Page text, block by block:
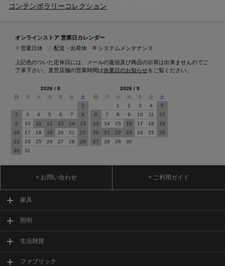
コンテンポラリーコレクション
オンラインストア 営業日カレンダー
営業日休 配送・出荷休 ■ システムメンテナンス
上記色のついた定休日には、メールの返信及び商品の出荷は出来ませんのでご
了承下さい。直営店舗の営業時間は休業日のお知らせをご覧ください。
2026 / 8
日
月 火 水 木 金
土
1
2
3 4 5 6 7
8
9
10 11 12 13 14
15
16
17 18 19 20 21
22
23
24 25 26 27 28
29
30
31
2026 / 9
日
月 火 水 木 金
土
1
2 3 4
5
6
7 8 9 10 11
12
13
14 15 16 17 18
19
20
21 22 23 24 25
26
27
28 29 30
> お問い合わせ > ご利用ガイド
家具
照明
生活雑貨
ファブリック